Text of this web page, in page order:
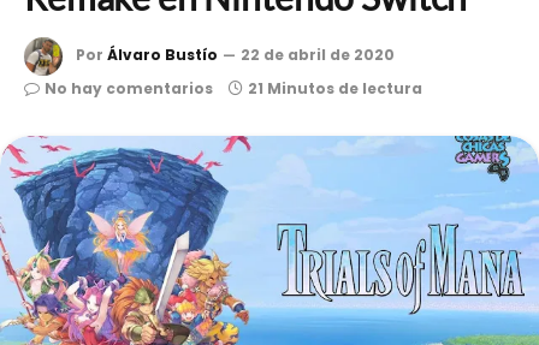
Por Álvaro Bustío
22 de abril de 2020
No hay comentarios
21 Minutos de lectura